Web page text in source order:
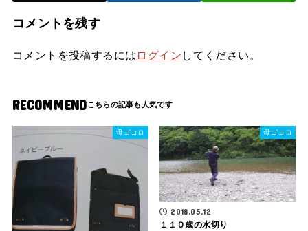
コメントを残す
コメントを投稿するには ログイン してください。
RECOMMEND
母ゴコロ 母ゴコロ
2018.05.12
１１０歳の水切り